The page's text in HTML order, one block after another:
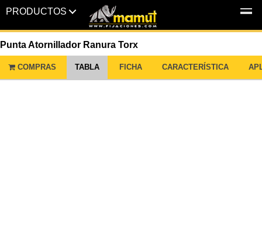
PRODUCTOS
MENU
Punta Atornillador Ranura Torx
COMPRAS TABLA FICHA CARACTERÍSTICA